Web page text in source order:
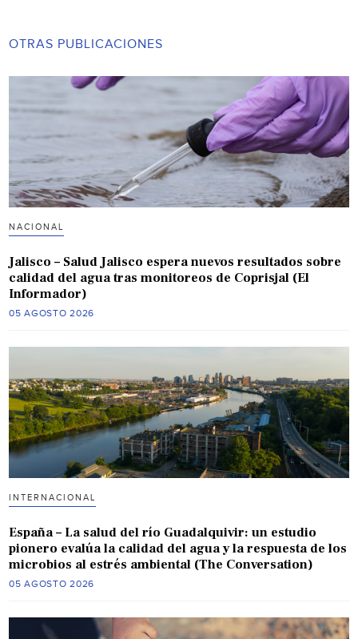
OTRAS PUBLICACIONES
NACIONAL
Jalisco – Salud Jalisco espera nuevos resultados sobre
calidad del agua tras monitoreos de Coprisjal (El
Informador)
05 AGOSTO 2026
INTERNACIONAL
España – La salud del río Guadalquivir: un estudio
pionero evalúa la calidad del agua y la respuesta de los
microbios al estrés ambiental (The Conversation)
05 AGOSTO 2026